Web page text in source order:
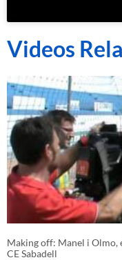
Videos
Making off: Manel i Olmo,
CE Sabadell